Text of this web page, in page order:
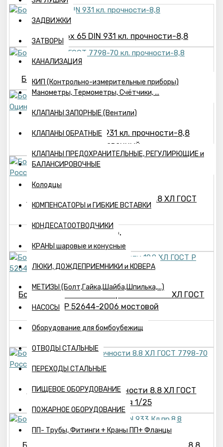
ЗАДВИЖКИ
ЗАТВОРЫ
КАНАЛИЗАЦИЯ
КИП (Контрольно-измерительные приборы)
Манометры, Термометры, Счётчики, ...
КЛАПАНЫ ЗАПОРНЫЕ (Вентили)
КЛАПАНЫ ОБРАТНЫЕ
КЛАПАНЫ ПРЕДОХРАНИТЕЛЬНЫЕ, РЕГУЛИРЮЩИЕ и
БАЛАНСИРОВОЧНЫЕ
Колодцы
КОМПЕНСАТОРЫ и ГИБКИЕ ВСТАВКИ
КОНДЕСАТООТВОДЧИКИ
КРАНЫ шаровые и конусные
ЛЮКИ, ДОЖДЕПРИЕМНИКИ и КОВЕРА
МЕТИЗЫ (Болт,Гайка,Шайба,Шпилька,...)
НАСОСЫ
Оборудование для бомбоубежищ
ОТВОДЫ СТАЛЬНЫЕ
ПЕРЕХОДЫ СТАЛЬНЫЕ
ПИЩЕВОЕ ОБОРУДОВАНИЕ
ПОЖАРНОЕ ОБОРУДОВАНИЕ
ПП- Трубы, Фитинги + Краны ПП+ Фланцы
Болт М16х 65 DIN 931 кл. прочности-8,8
Болт М16х 80 ГОСТ 7798-70 кл. прочности-8,8
Болт М20х150 DIN 931 кл. прочности-8,8
Оцинкованный
Болт М27х100 класс прочности 8.8 ХЛ ГОСТ
7798-70 Россия 1/25
242р.
Болт М27х120 1.2 класс прочности 10.9 ХЛ ГОСТ
Р 52644-2006 мостовой
345р.
Болт М27х150 класс прочности 8.8 ХЛ ГОСТ
7798-70 Россия 1/25